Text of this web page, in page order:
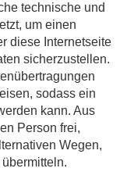
technische und
um einen
diese Internetseite
sicherzustellen.
sodass ein
kann. Aus
Person frei,
Wegen,